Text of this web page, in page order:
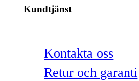
Kundtjänst
Kontakta oss
Retur och garanti